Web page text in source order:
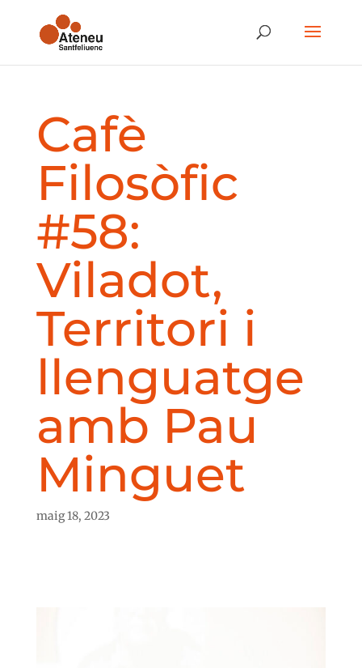
Cafè
Filosòfic
#58:
Viladot,
Territori i
llenguatge
amb Pau
Minguet
maig 18, 2023